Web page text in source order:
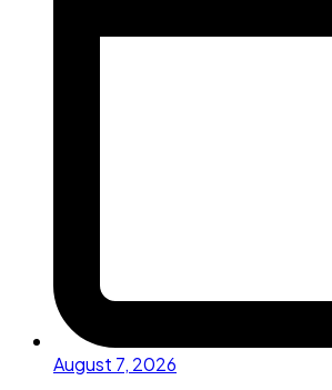
August 7, 2026